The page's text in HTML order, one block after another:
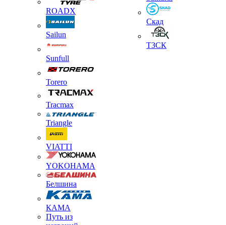
ROADX
Sailun
Sunfull
Torero
Tracmax
Triangle
VIATTI
YOKOHAMA
Белшина
КАМА
Путь из
Скад
ТЗСК